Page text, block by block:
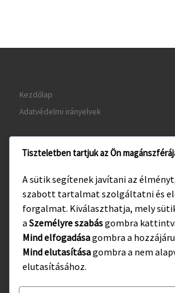
Kezdőlap
Adatvédelmi irányelvek
www.visitgyula.com
www.gyulakult.hu
Facebook Instagram
Tiszteletben tartjuk az Ön
A sütik segítenek javítani az
szabott tartalmat szolgáltatni és
forgalmat. Kiválaszthatja, mely
a Személyre szabásgombra
Mind elfogadásagombra a
Mind elutasításagombra a nem
elutasításához.